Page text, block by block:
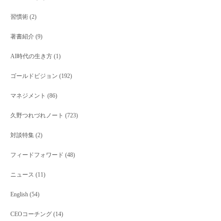
習慣術 (2)
著書紹介 (9)
AI時代の生き方 (1)
ゴールドビジョン (192)
マネジメント (86)
久野つれづれノート (723)
対談特集 (2)
フィードフォワード (48)
ニュース (11)
English (54)
CEOコーチング (14)